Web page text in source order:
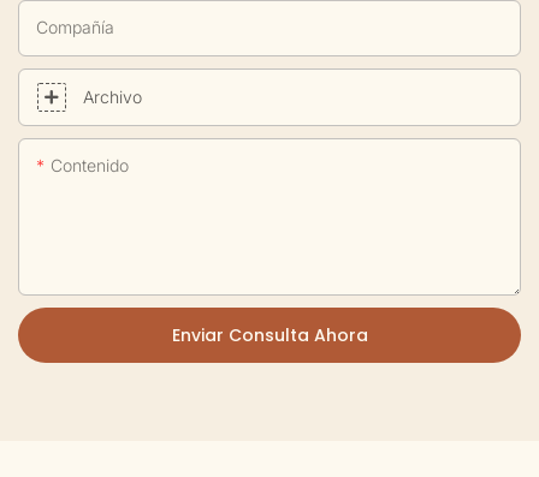
Compañía
Archivo
Contenido
Enviar Consulta Ahora